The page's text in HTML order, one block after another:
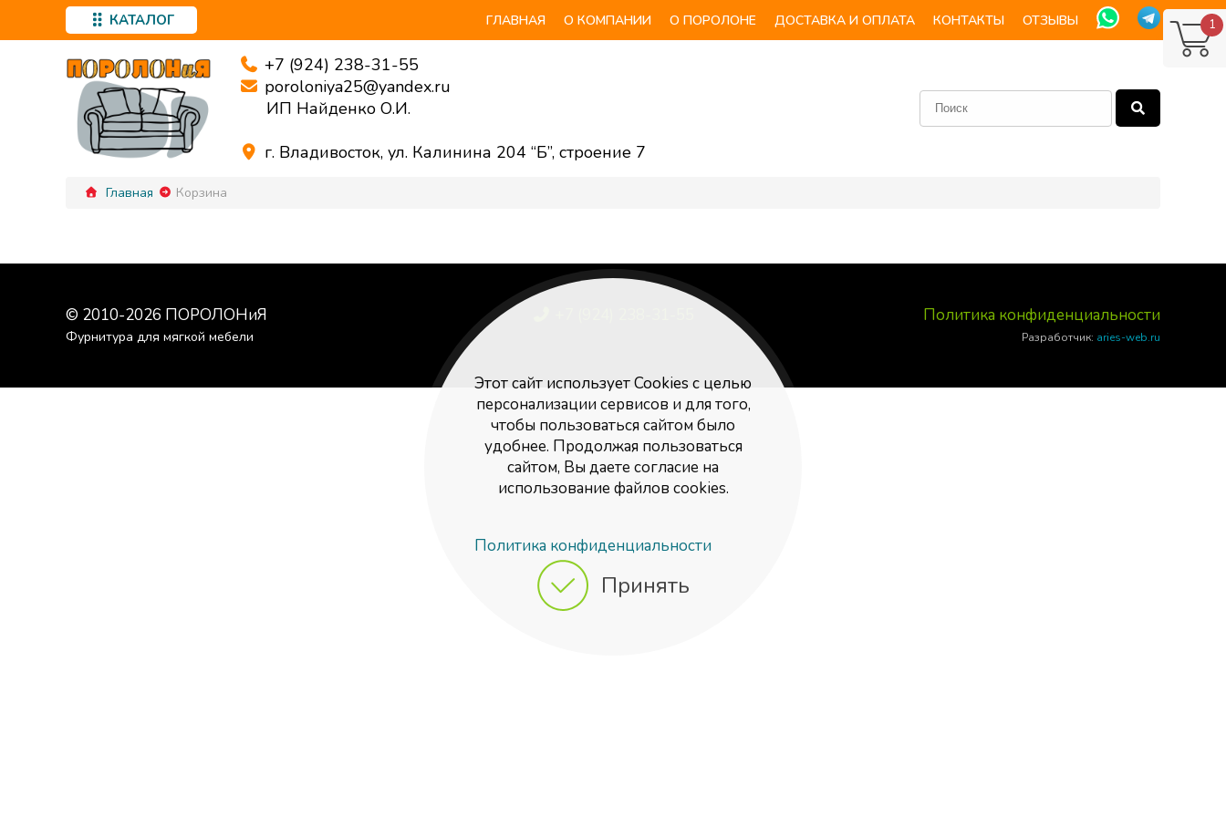
Принять
Этот сайт использует Cookies с целью
персонализации сервисов и для того,
чтобы пользоваться сайтом было
удобнее. Продолжая пользоваться
сайтом, Вы даете согласие на
использование файлов cookies.
Политика конфиденциальности
КАТАЛОГ ГЛАВНАЯ О КОМПАНИИ О ПОРОЛОНЕ ДОСТАВКА И ОПЛАТА КОНТАКТЫ ОТЗЫВЫ
+7 (924) 238-31-55
poroloniya25@yandex.ru
ИП Найденко О.И.
г. Владивосток, ул. Калинина 204 “Б”, строение 7
1
Главная Корзина
© 2010-2026 ПОРОЛОНиЯ
Фурнитура для мягкой мебели
Политика конфиденциальности
Разработчик: aries-web.ru